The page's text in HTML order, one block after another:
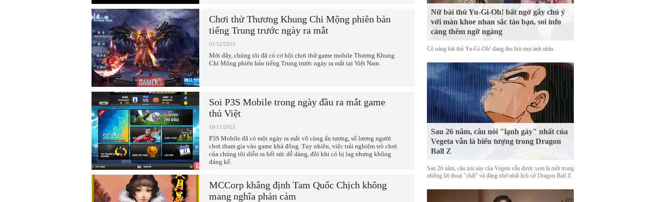
Chơi thử Thương Khung Chi Mộng phiên bản
tiếng Trung trước ngày ra mắt
01/12/2015
Mới đây, chúng tôi đã có cơ hội chơi thử game mobile Thương Khung
Chi Mộng phiên bản tiếng Trung trước ngày ra mắt tại Việt Nam.
Soi P3S Mobile trong ngày đầu ra mắt game
thủ Việt
16/11/2015
P3S Mobile đã có một ngày ra mắt vô cùng ấn tượng, số lượng người
chơi tham gia vào game khá đông. Tuy nhiên, việc trải nghiệm trò chơi
của chúng tôi diễn ra hết sức dễ dàng, đôi khi có bị lag nhưng không
đáng kể.
MCCorp khẳng định Tam Quốc Chịch không
mang nghĩa phản cảm
Nữ bài thủ Yu-Gi-Oh! bất ngờ gây chú ý
với màn khoe nhan sắc táo bạo, soi info
càng thêm ngỡ ngàng
Cô nàng bài thủ Yu-Gi-Oh! đang thu hút mọi ánh nhìn.
Sau 26 năm, câu nói "lạnh gáy" nhất của
Vegeta vẫn là biểu tượng trong Dragon
Ball Z
Sau 26 năm, câu nói này của Vegeta vẫn được xem là một trong
những lời thoại "chất" và đáng nhớ nhất lịch sử Dragon Ball Z.